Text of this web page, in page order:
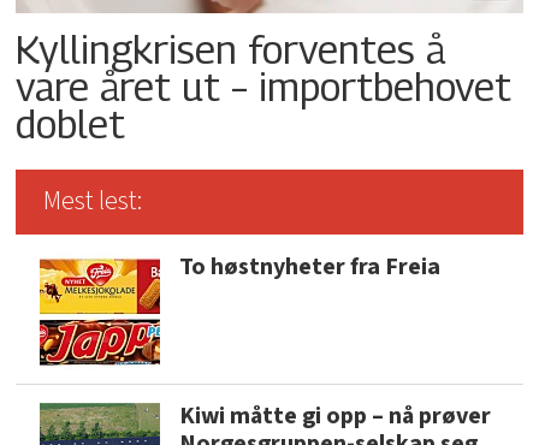
Kyllingkrisen forventes å
vare året ut – importbehovet
doblet
Mest lest:
To høstnyheter fra Freia
Kiwi måtte gi opp – nå prøver